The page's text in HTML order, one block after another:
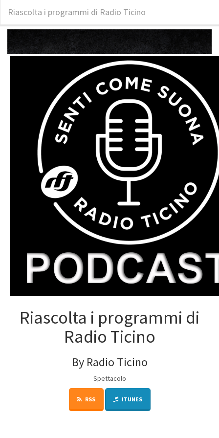
Riascolta i programmi di Radio Ticino
Riascolta i programmi di
Radio Ticino
By Radio Ticino
Spettacolo
RSS ITUNES